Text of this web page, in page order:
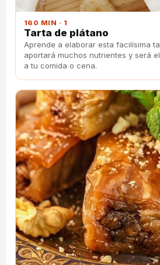
160 MIN · 1
Tarta de plátano
Aprende a elaborar esta facilísima
aportará muchos nutrientes y será
a tu comida o cena.